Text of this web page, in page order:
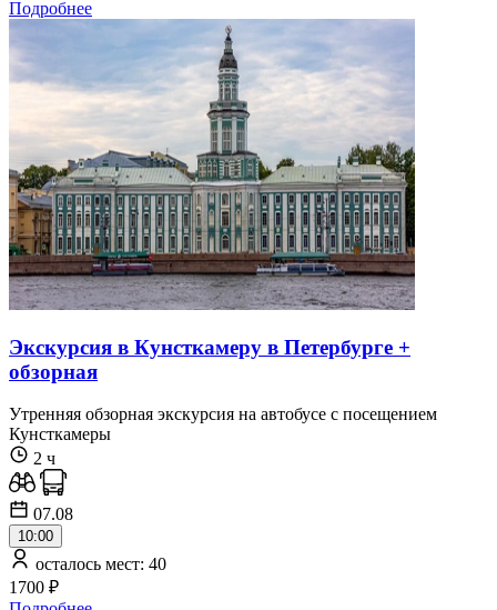
Подробнее
Экскурсия в Кунсткамеру в Петербурге +
обзорная
Утренняя обзорная экскурсия на автобусе с посещением
Кунсткамеры
2 ч
07.08
10:00
осталось мест: 40
1700 ₽